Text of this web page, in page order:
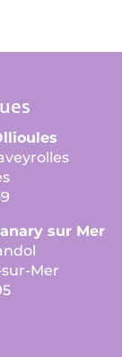
sur Mer
sur-Mer